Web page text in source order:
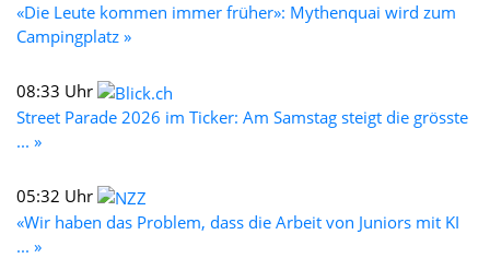
«Die Leute kommen immer früher»: Mythenquai wird zum
Campingplatz »
08:33 Uhr
Street Parade 2026 im Ticker: Am Samstag steigt die grösste
... »
05:32 Uhr
«Wir haben das Problem, dass die Arbeit von Juniors mit KI
... »